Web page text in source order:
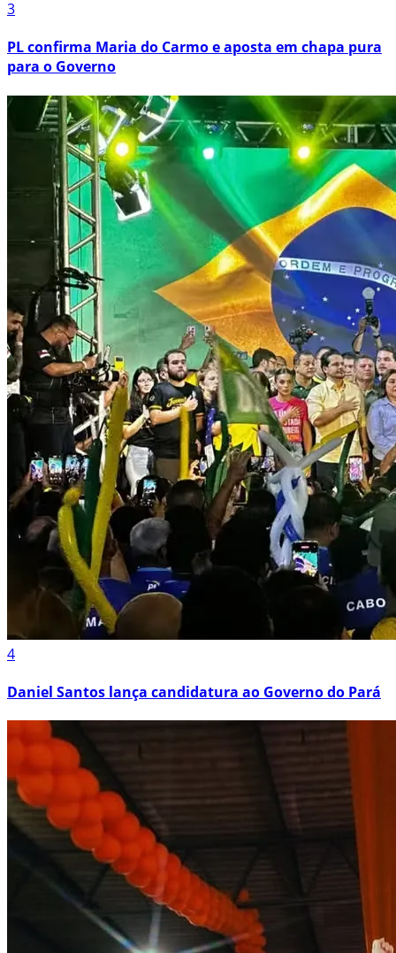
3
PL confirma Maria do Carmo e aposta em chapa pura
para o Governo
4
Daniel Santos lança candidatura ao Governo do Pará